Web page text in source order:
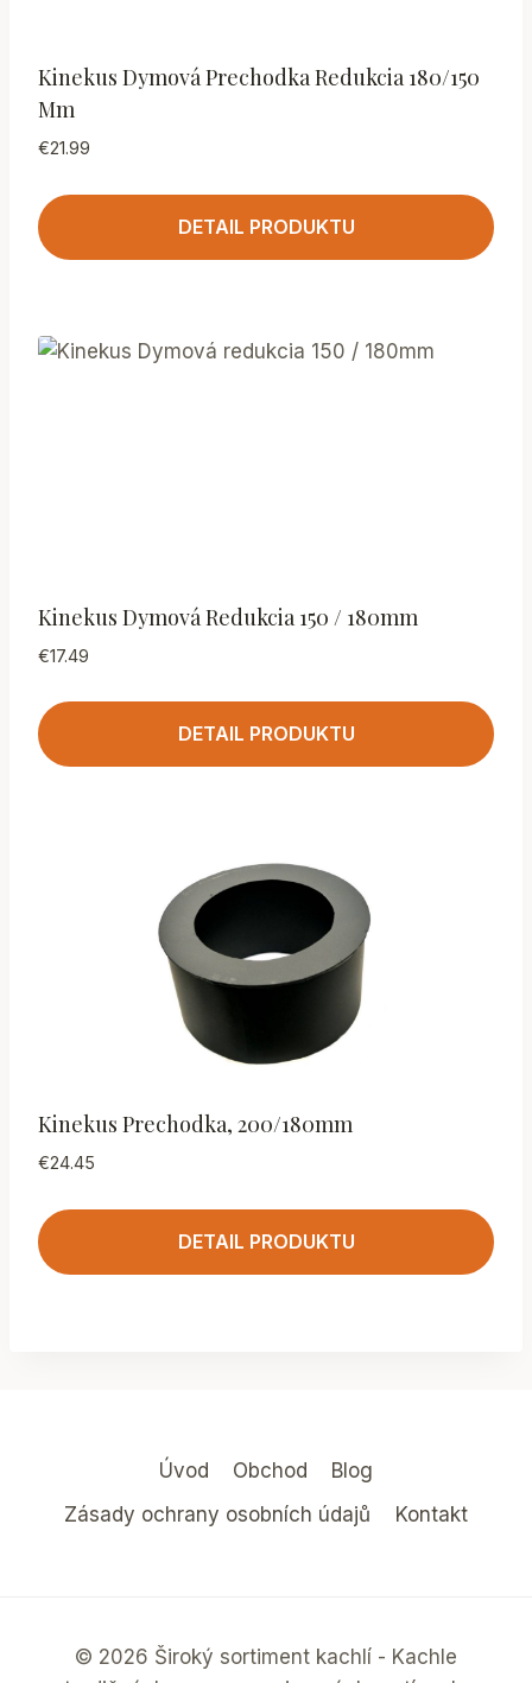
Kinekus Dymová Prechodka Redukcia 180/150
Mm
€21.99
DETAIL PRODUKTU
Kinekus Dymová Redukcia 150 / 180mm
€17.49
DETAIL PRODUKTU
Kinekus Prechodka, 200/180mm
€24.45
DETAIL PRODUKTU
Úvod Obchod
Blog
Zásady ochrany osobních údajů
Kontakt
© 2026 Široký sortiment kachlí - Kachle